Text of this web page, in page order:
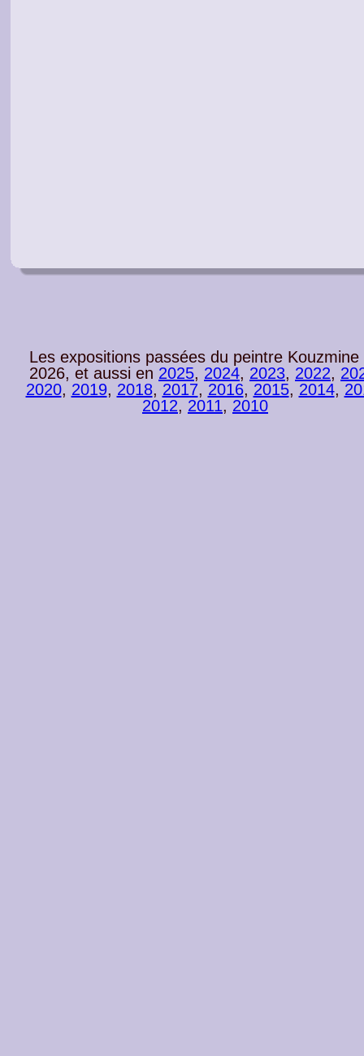
Les expositions passées du peintre Kouzmine
2026, et aussi en 2025, 2024, 2023, 2022,
2020, 2019, 2018, 2017, 2016, 2015, 2014,
2012, 2011, 2010